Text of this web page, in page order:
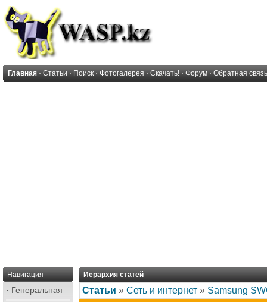
Главная · Статьи · Поиск · Фотогалерея · Скачать! · Форум · Обратная связь
Навигация
· Генеральная
Иерархия статей
Статьи » Сеть и интернет » Samsung